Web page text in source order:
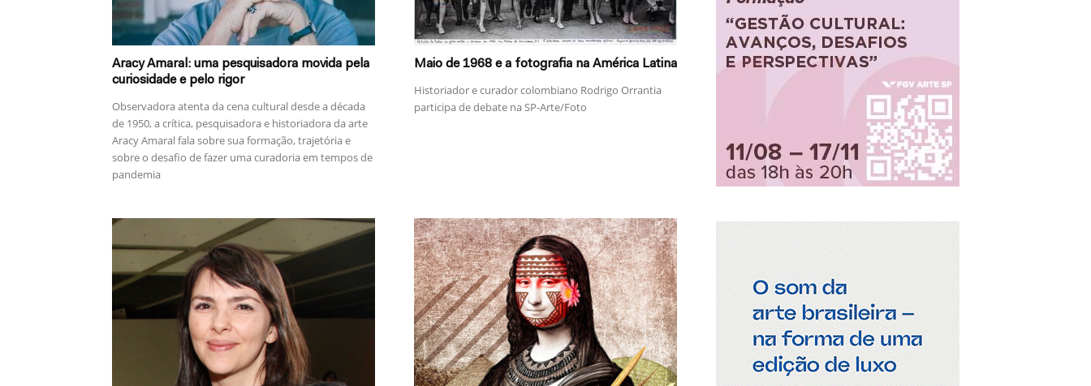
Aracy Amaral: uma pesquisadora movida pela
curiosidade e pelo rigor
Observadora atenta da cena cultural desde a década
de 1950, a crítica, pesquisadora e historiadora da arte
Aracy Amaral fala sobre sua formação, trajetória e
sobre o desafio de fazer uma curadoria em tempos de
pandemia
Maio de 1968 e a fotografia na América Latina
Historiador e curador colombiano Rodrigo Orrantia
participa de debate na SP-Arte/Foto